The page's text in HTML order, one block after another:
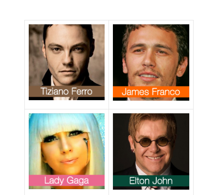
mancata
abolizione del
DADT (video)